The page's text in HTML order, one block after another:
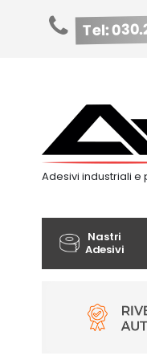
Tel:
contenuto
Adesivi industriali
Nastri
Adesivi